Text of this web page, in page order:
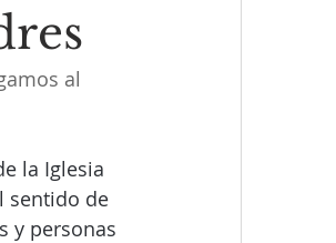
al
la Iglesia
sentido de
y personas